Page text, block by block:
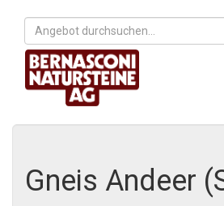
Gneis Andeer